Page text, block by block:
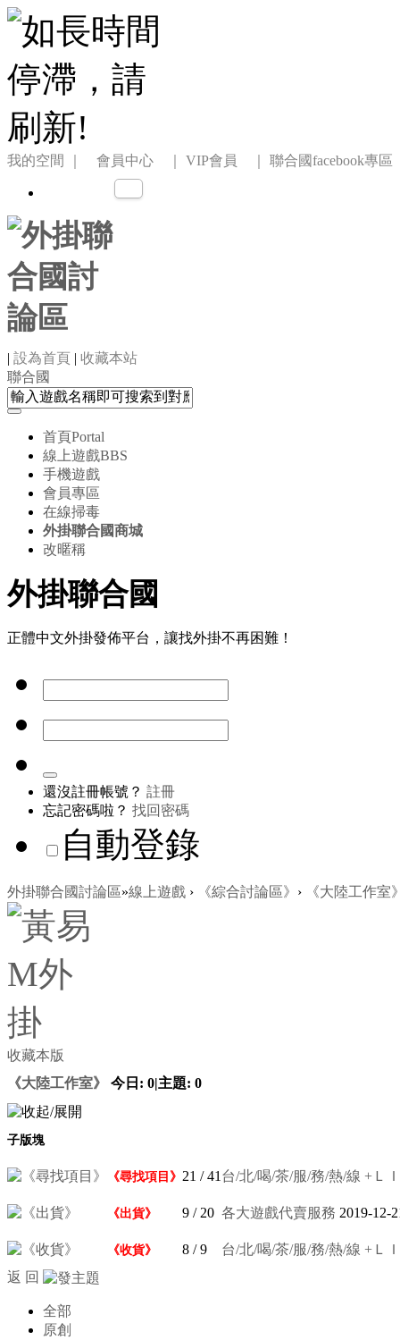
我的空間 ｜ 會員中心 ｜ VIP會員 ｜ 聯合國facebook專區
| 設為首頁 | 收藏本站
聯合國
首頁Portal
線上遊戲BBS
手機遊戲
會員專區
在線掃毒
外掛聯合國商城
改暱稱
外掛聯合國
正體中文外掛發佈平台，讓找外掛不再困難！
還沒註冊帳號？ 註冊
忘記密碼啦？ 找回密碼
自動登錄
外掛聯合國討論區»線上遊戲 › 《綜合討論區》 › 《大陸工作室
收藏本版
《大陸工作室》
今日: 0|主題: 0
子版塊
《尋找項目》 21 / 41 台/北/喝/茶/服/務/熱/線 +Ｌ
《出貨》 9 / 20 各大遊戲代賣服務 2019-12-
《收貨》 8 / 9
台/北/喝/茶/服/務/熱/線 +Ｌ
返 回
全部
原創